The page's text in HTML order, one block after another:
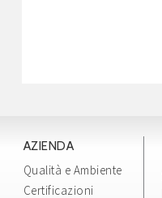
AZIENDA
Qualità e Ambiente
Certificazioni